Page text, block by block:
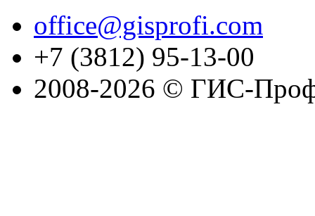
office@gisprofi.com
+7 (3812) 95-13-00
2008-2026 © ГИС-